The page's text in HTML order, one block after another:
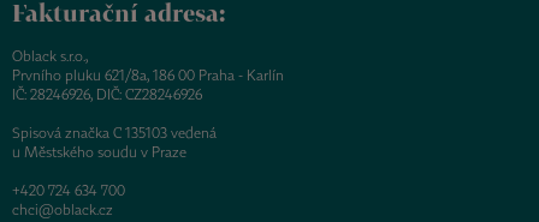
Fakturační adresa:
Oblack s.r.o.,
Prvního pluku 621/8a, 186 00 Praha - Karlín
IČ: 28246926, DIČ: CZ28246926
Spisová značka C 135103 vedená
u Městského soudu v Praze
+420 724 634 700
chci@oblack.cz